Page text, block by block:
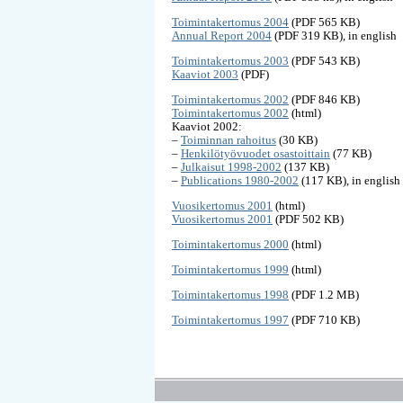
Toimintakertomus 2004 (PDF 565 KB)
Annual Report 2004 (PDF 319 KB), in english
Toimintakertomus 2003 (PDF 543 KB)
Kaaviot 2003 (PDF)
Toimintakertomus 2002 (PDF 846 KB)
Toimintakertomus 2002 (html)
Kaaviot 2002:
– Toiminnan rahoitus (30 KB)
– Henkilötyövuodet osastoittain (77 KB)
– Julkaisut 1998-2002 (137 KB)
– Publications 1980-2002 (117 KB), in english
Vuosikertomus 2001 (html)
Vuosikertomus 2001 (PDF 502 KB)
Toimintakertomus 2000 (html)
Toimintakertomus 1999 (html)
Toimintakertomus 1998 (PDF 1.2 MB)
Toimintakertomus 1997 (PDF 710 KB)